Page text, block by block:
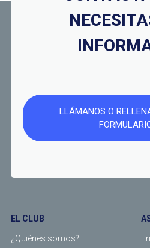
LLÁMANOS O
EL CLUB
¿Quiénes somos?